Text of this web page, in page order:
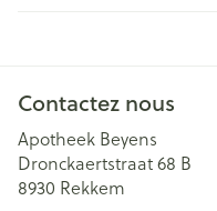
Contactez nous
Apotheek Beyens
Dronckaertstraat 68 B
8930 Rekkem